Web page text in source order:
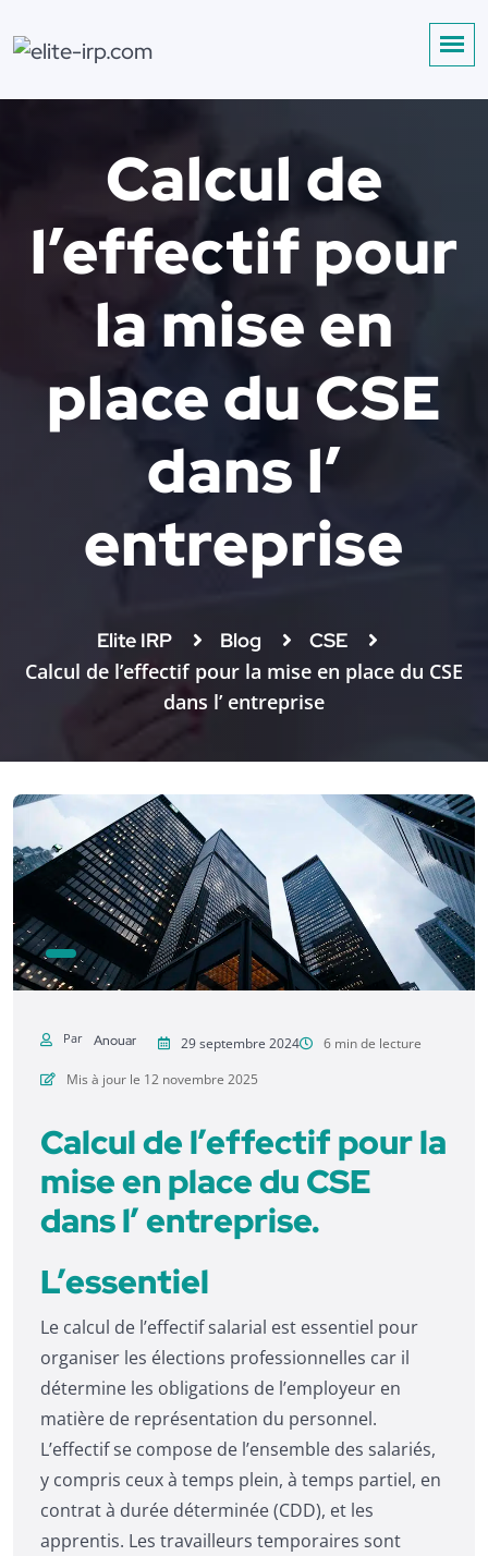
Calcul de
l’effectif pour
la mise en
place du CSE
dans l’
entreprise
Elite IRP Blog CSE
Calcul de l’effectif pour la mise en place du CSE
dans l’ entreprise
Par Anouar 29 septembre 2024
6 min de lecture
Mis à jour le 12 novembre 2025
Calcul de l’effectif pour la
mise en place du CSE
dans l’ entreprise.
L’essentiel
Le calcul de l’effectif salarial est essentiel pour
organiser les élections professionnelles car il
détermine les obligations de l’employeur en
matière de représentation du personnel.
L’effectif se compose de l’ensemble des salariés,
y compris ceux à temps plein, à temps partiel, en
contrat à durée déterminée (CDD), et les
apprentis. Les travailleurs temporaires sont